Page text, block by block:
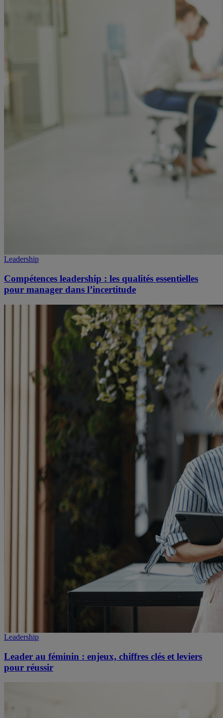
Leadership
Compétences leadership : les qualités essentielles
pour manager dans l’incertitude
Leadership
Leader au féminin : enjeux, chiffres clés et leviers
pour réussir